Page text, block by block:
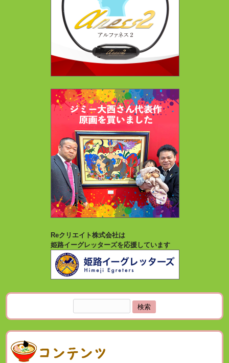
Reクリエイト株式会社は
姫路イーグレッターズを応援しています
索: